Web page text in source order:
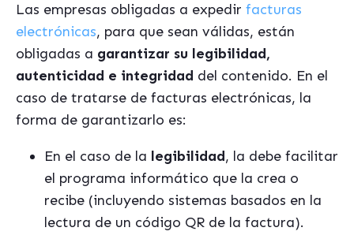
Las empresas obligadas a expedir facturas
electrónicas, para que sean válidas, están
obligadas a garantizar su legibilidad,
autenticidad e integridad del contenido. En el
caso de tratarse de facturas electrónicas, la
forma de garantizarlo es:
En el caso de la legibilidad, la debe facilitar
el programa informático que la crea o
recibe (incluyendo sistemas basados en la
lectura de un código QR de la factura).